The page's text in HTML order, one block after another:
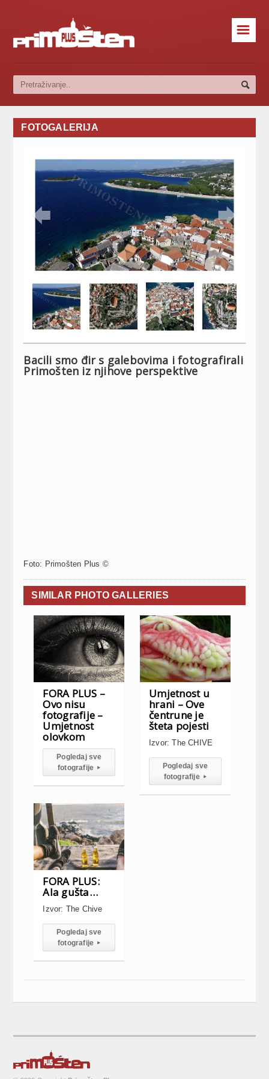
☰
FOTOGALERIJA
 
Bacili smo đir s galebovima i fotografirali
Primošten iz njihove perspektive
Foto: Primošten Plus ©
SIMILAR PHOTO GALLERIES
FORA PLUS –
Ovo nisu
fotografije –
Umjetnost
olovkom
Pogledaj sve
fotografije▸
Umjetnost u
hrani – Ove
čentrune je
šteta pojesti
Izvor: The CHIVE
Pogledaj sve
fotografije▸
FORA PLUS:
Ala gušta…
Izvor: The Chive
Pogledaj sve
fotografije▸